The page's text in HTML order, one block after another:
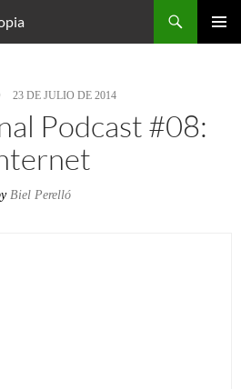
23 DE JULIO DE 2014
Podcast #08:
Biel Perelló